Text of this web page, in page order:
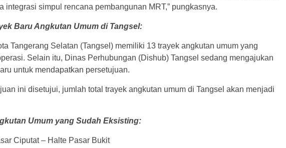
integrasi simpul rencana pembangunan MRT,” pungkasnya.
Baru Angkutan Umum di Tangsel:
Tangerang Selatan (Tangsel) memiliki 13 trayek angkutan umum yang
Selain itu, Dinas Perhubungan (Dishub) Tangsel sedang mengajukan
untuk mendapatkan persetujuan.
ini disetujui, jumlah total trayek angkutan umum di Tangsel akan menjadi
Umum yang Sudah Eksisting:
Ciputat – Halte Pasar Bukit